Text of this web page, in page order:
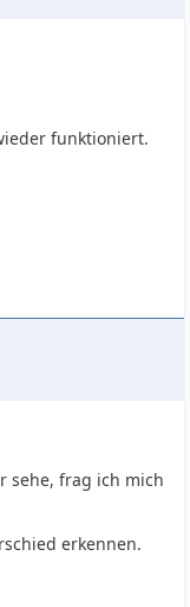
funktioniert.
sehe, frag ich mich
erkennen.